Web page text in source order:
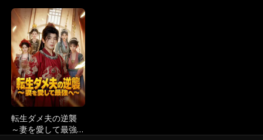
転生ダメ夫の逆襲
～妻を愛して最強